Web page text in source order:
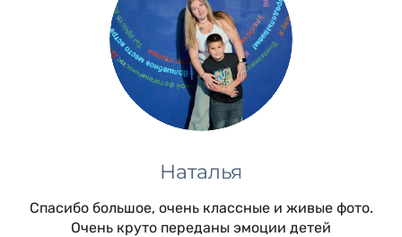
Наталья
Спасибо большое, очень классные и живые фото.
Очень круто переданы эмоции детей